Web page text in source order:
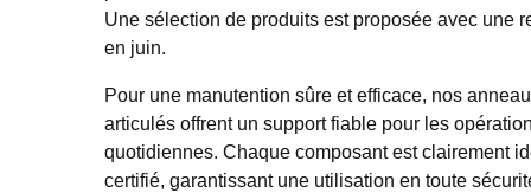
Une sélection de produits est proposée avec une
en juin.
Pour une manutention sûre et efficace, nos
articulés offrent un support fiable pour les
quotidiennes. Chaque composant est clairement
certifié, garantissant une utilisation en toute